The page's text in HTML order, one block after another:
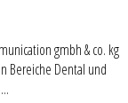
gmbh & co. kg
Bereiche Dental und